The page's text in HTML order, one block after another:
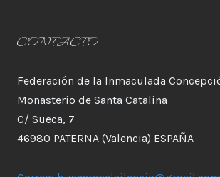
CONTACTO
Federación de la Inmaculada
Monasterio de Santa Catalina
C/ Sueca, 7
46980 PATERNA (Valencia) ESPAÑA